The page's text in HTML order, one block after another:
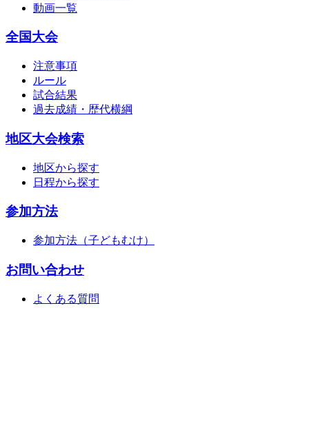
動画一覧
全国大会
注意事項
ルール
試合結果
過去成績・歴代横綱
地区大会検索
地区から探す
日程から探す
参加方法
参加方法（子どもむけ）
お問い合わせ
よくある質問